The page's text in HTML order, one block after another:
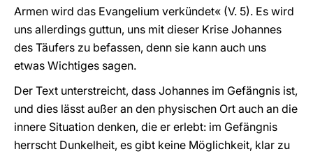
Armen wird das Evangelium verkündet« (V. 5). Es wird
uns allerdings guttun, uns mit dieser Krise Johannes
des Täufers zu befassen, denn sie kann auch uns
etwas Wichtiges sagen.
Der Text unterstreicht, dass Johannes im Gefängnis ist,
und dies lässt außer an den physischen Ort auch an die
innere Situation denken, die er erlebt: im Gefängnis
herrscht Dunkelheit, es gibt keine Möglichkeit, klar zu